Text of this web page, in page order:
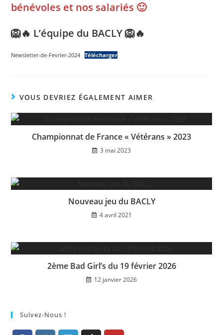
bénévoles et nos salariés 🙂
🦁🔥 L’équipe du BACLY 🦁🔥
Newsletter-de-Fevrier-2024 Télécharger
VOUS DEVRIEZ ÉGALEMENT AIMER
Championnat de France « Vétérans » 2023
3 mai 2023
Nouveau jeu du BACLY
4 avril 2021
2ème Bad Girl’s du 19 février 2026
12 janvier 2026
Suivez-Nous !